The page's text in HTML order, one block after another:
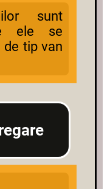
sunt
ele se
tip van